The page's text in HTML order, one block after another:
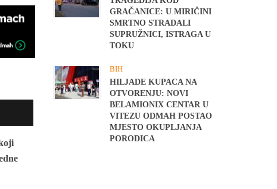
GRAČANICE: U MIRIČINI
SMRTNO STRADALI
SUPRUŽNICI, ISTRAGA U
TOKU
BIH
HILJADE KUPACA NA
OTVORENJU: NOVI
BELAMIONIX CENTAR U
VITEZU ODMAH POSTAO
MJESTO OKUPLJANJA
PORODICA